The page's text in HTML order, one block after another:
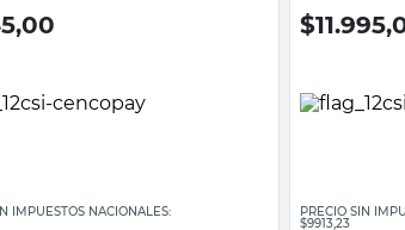
IMPUESTOS NACIONALES:
$
PRECIO SIN
$9913,23